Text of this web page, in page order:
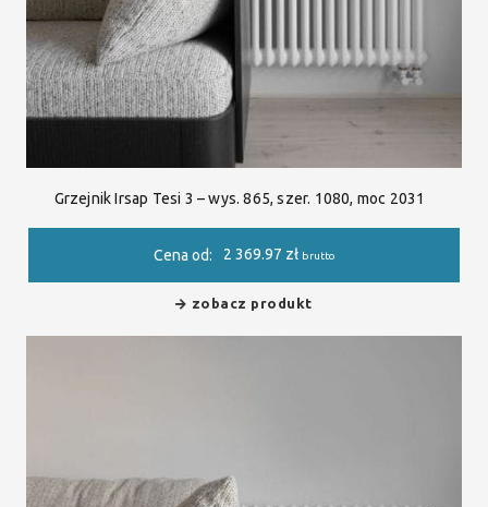
Grzejnik Irsap Tesi 3 – wys. 865, szer. 1080, moc 2031
Cena od: 2 369.97 zł brutto
zobacz produkt